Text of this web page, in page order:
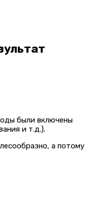
были включены
и т.д.).
а потому